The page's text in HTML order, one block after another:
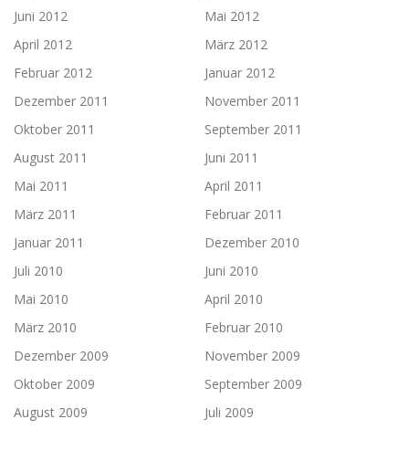
Juni 2012
Mai 2012
April 2012
März 2012
Februar 2012
Januar 2012
Dezember 2011
November 2011
Oktober 2011
September 2011
August 2011
Juni 2011
Mai 2011
April 2011
März 2011
Februar 2011
Januar 2011
Dezember 2010
Juli 2010
Juni 2010
Mai 2010
April 2010
März 2010
Februar 2010
Dezember 2009
November 2009
Oktober 2009
September 2009
August 2009
Juli 2009